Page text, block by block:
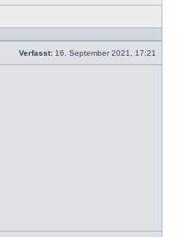
Mit
Verfasst: 16. September 2021, 17:21